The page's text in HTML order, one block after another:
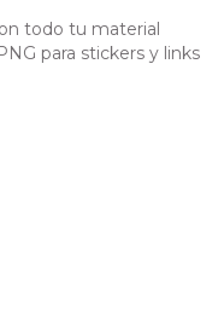
todo tu material
para stickers y links